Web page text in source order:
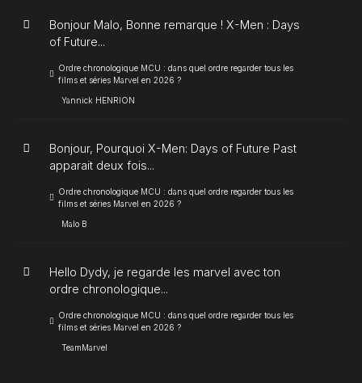
Bonjour Malo, Bonne remarque ! X-Men : Days
of Future...
Ordre chronologique MCU : dans quel ordre regarder tous les
films et séries Marvel en 2026 ?
Yannick HENRION
Bonjour, Pourquoi X-Men: Days of Future Past
apparait deux fois...
Ordre chronologique MCU : dans quel ordre regarder tous les
films et séries Marvel en 2026 ?
Malo B
Hello Dydy, je regarde les marvel avec ton
ordre chronologique...
Ordre chronologique MCU : dans quel ordre regarder tous les
films et séries Marvel en 2026 ?
TeamMarvel